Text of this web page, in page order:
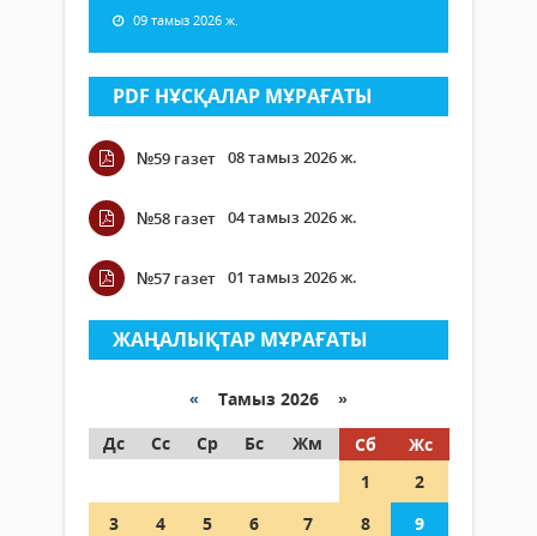
09 тамыз 2026 ж.
PDF НҰСҚАЛАР МҰРАҒАТЫ
№59 газет 08 тамыз 2026 ж.
№58 газет 04 тамыз 2026 ж.
№57 газет 01 тамыз 2026 ж.
ЖАҢАЛЫҚТАР МҰРАҒАТЫ
« Тамыз 2026 »
Дс
Сс Ср Бс Жм Сб
Жс
1
2
3
4 5 6 7 8
9